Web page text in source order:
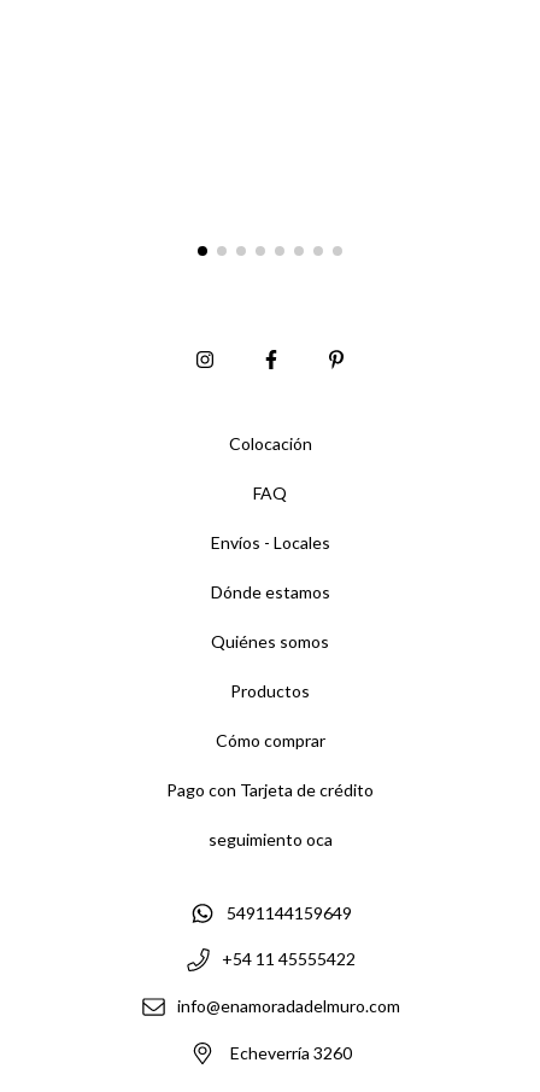
Colocación
FAQ
Envíos - Locales
Dónde estamos
Quiénes somos
Productos
Cómo comprar
Pago con Tarjeta de crédito
seguimiento oca
5491144159649
+54 11 45555422
info@enamoradadelmuro.com
Echeverría 3260